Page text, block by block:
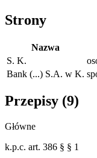
Strony
Nazwa
S. K.
Bank (...) S.A. w K.
Przepisy (9)
Główne
k.p.c. art. 386 § § 1